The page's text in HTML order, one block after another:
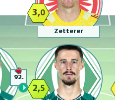
3,0
Zetterer
92.
2,5